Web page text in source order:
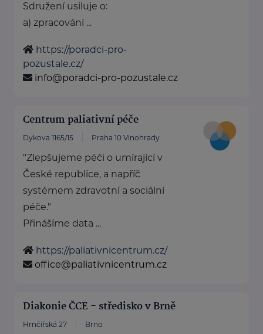
Sdružení usiluje o:
a) zpracování ...
https://poradci-pro-
pozustale.cz/
info@poradci-pro-pozustale.cz
Centrum paliativní péče
Dykova 1165/15 Praha 10 Vinohrady
"Zlepšujeme péči o umírající v
České republice, a napříč
systémem zdravotní a sociální
péče."
Přinášíme data ...
https://paliativnicentrum.cz/
office@paliativnicentrum.cz
Diakonie ČCE - středisko v Brně
Hrnčířská 27 Brno